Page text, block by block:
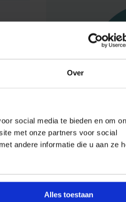
Over
social media te bieden en om
met onze partners voor social
andere informatie die u aan ze
Alles toestaan